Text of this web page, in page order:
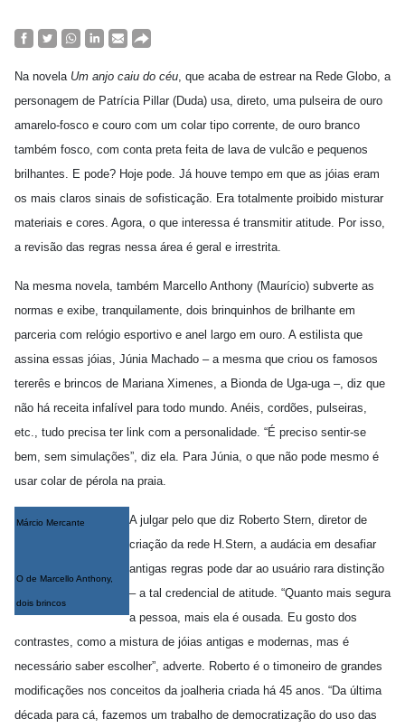
Na novela Um anjo caiu do céu, que acaba de estrear na Rede Globo, a
personagem de Patrícia Pillar (Duda) usa, direto, uma pulseira de ouro
amarelo-fosco e couro com um colar tipo corrente, de ouro branco
também fosco, com conta preta feita de lava de vulcão e pequenos
brilhantes. E pode? Hoje pode. Já houve tempo em que as jóias eram
os mais claros sinais de sofisticação. Era totalmente proibido misturar
materiais e cores. Agora, o que interessa é transmitir atitude. Por isso,
a revisão das regras nessa área é geral e irrestrita.
Na mesma novela, também Marcello Anthony (Maurício) subverte as
normas e exibe, tranquilamente, dois brinquinhos de brilhante em
parceria com relógio esportivo e anel largo em ouro. A estilista que
assina essas jóias, Júnia Machado – a mesma que criou os famosos
tererês e brincos de Mariana Ximenes, a Bionda de Uga-uga –, diz que
não há receita infalível para todo mundo. Anéis, cordões, pulseiras,
etc., tudo precisa ter link com a personalidade. “É preciso sentir-se
bem, sem simulações”, diz ela. Para Júnia, o que não pode mesmo é
usar colar de pérola na praia.
Márcio Mercante
O de Marcello Anthony,
dois brincos
A julgar pelo que diz Roberto Stern, diretor de
criação da rede H.Stern, a audácia em desafiar
antigas regras pode dar ao usuário rara distinção
– a tal credencial de atitude. “Quanto mais segura
a pessoa, mais ela é ousada. Eu gosto dos
contrastes, como a mistura de jóias antigas e modernas, mas é
necessário saber escolher”, adverte. Roberto é o timoneiro de grandes
modificações nos conceitos da joalheria criada há 45 anos. “Da última
década para cá, fazemos um trabalho de democratização do uso das